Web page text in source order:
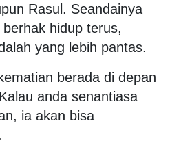
Rasul. Seandainya
hidup terus,
yang lebih pantas.
berada di depan
anda senantiasa
ia akan bisa